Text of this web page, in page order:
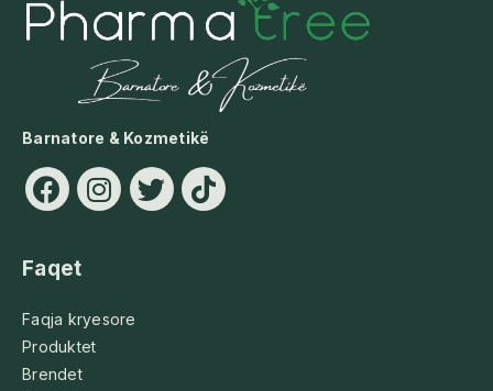
Barnatore & Kozmetikë
Faqet
Faqja kryesore
Produktet
Brendet